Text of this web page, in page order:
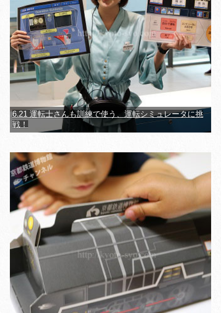
6.21 運転士さんも訓練で使う、運転シミュレータに挑
戦！